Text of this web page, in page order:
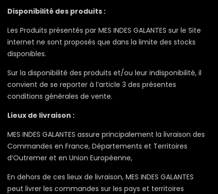
Disponibilité des produits :
Les Produits présentés par MES INDES GALANTES sur le Site
internet ne sont proposés que dans la limite des stocks
disponibles.
Sur la disponibilité des produits et/ou leur indisponibilité, il
convient de se reporter à l’article 3 des présentes
conditions générales de vente.
Lieux de livraison :
MES INDES GALANTES assure principalement la livraison des
Commandes en France, Départements et Territoires
d’Outremer et en Union Européenne,
En dehors de ces lieux de livraison, MES INDES GALANTES
peut livrer les commandes sur les pays et territoires